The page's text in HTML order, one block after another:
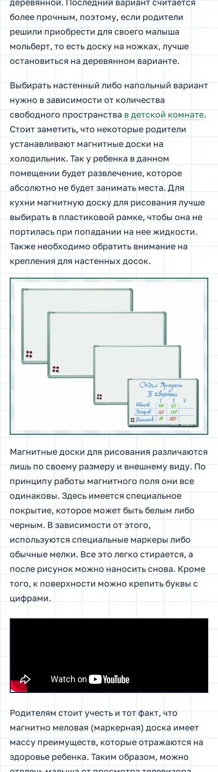
деревянной. Последний вариант считается
более прочным, поэтому, если родители
решили приобрести для своего малыша
мольберт, то есть доску на ножках, лучше
остановиться на деревянном варианте.
Выбирать настенный либо напольный вариант
нужно в зависимости от количества
свободного пространства в детской комнате.
Стоит заметить, что некоторые родители
устанавливают магнитные доски на
холодильник. Так у ребенка в данном
помещении будет развлечение, которое
абсолютно не будет занимать места. Для
кухни магнитную доску для рисования лучше
выбирать в пластиковой рамке, чтобы она не
портилась при попадании на нее жидкости.
Также необходимо обратить внимание на
крепления для настенных досок.
Магнитные доски для рисования различаются
лишь по своему размеру и внешнему виду. По
принципу работы магнитного поля они все
одинаковы. Здесь имеется специальное
покрытие, которое может быть белым либо
черным. В зависимости от этого,
используются специальные маркеры либо
обычные мелки. Все это легко стирается, а
после рисунок можно наносить снова. Кроме
того, к поверхности можно крепить буквы с
цифрами.
Родителям стоит учесть и тот факт, что
магнитно меловая (маркерная) доска имеет
массу преимуществ, которые отражаются на
здоровье ребенка. Таким образом, можно